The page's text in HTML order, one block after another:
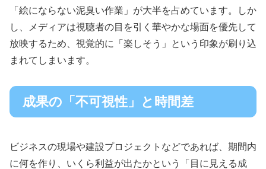
「絵にならない泥臭い作業」が大半を占めています。しか
し、メディアは視聴者の目を引く華やかな場面を優先して
放映するため、視覚的に「楽しそう」という印象が刷り込
まれてしまいます。
成果の「不可視性」と時間差
ビジネスの現場や建設プロジェクトなどであれば、期間内
に何を作り、いくら利益が出たかという「目に見える成